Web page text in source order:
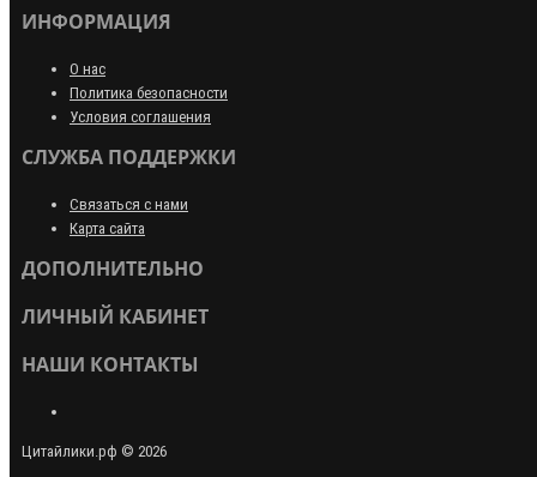
ИНФОРМАЦИЯ
О нас
Политика безопасности
Условия соглашения
СЛУЖБА ПОДДЕРЖКИ
Связаться с нами
Карта сайта
ДОПОЛНИТЕЛЬНО
ЛИЧНЫЙ КАБИНЕТ
НАШИ КОНТАКТЫ
Цитайлики.рф © 2026